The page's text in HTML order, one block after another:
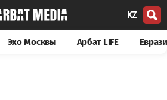
KZ
Эхо Москвы Арбат LIFE